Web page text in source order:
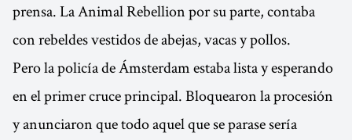
prensa. La Animal Rebellion por su parte, contaba
con rebeldes vestidos de abejas, vacas y pollos.
Pero la policía de Ámsterdam estaba lista y esperando
en el primer cruce principal. Bloquearon la procesión
y anunciaron que todo aquel que se parase sería